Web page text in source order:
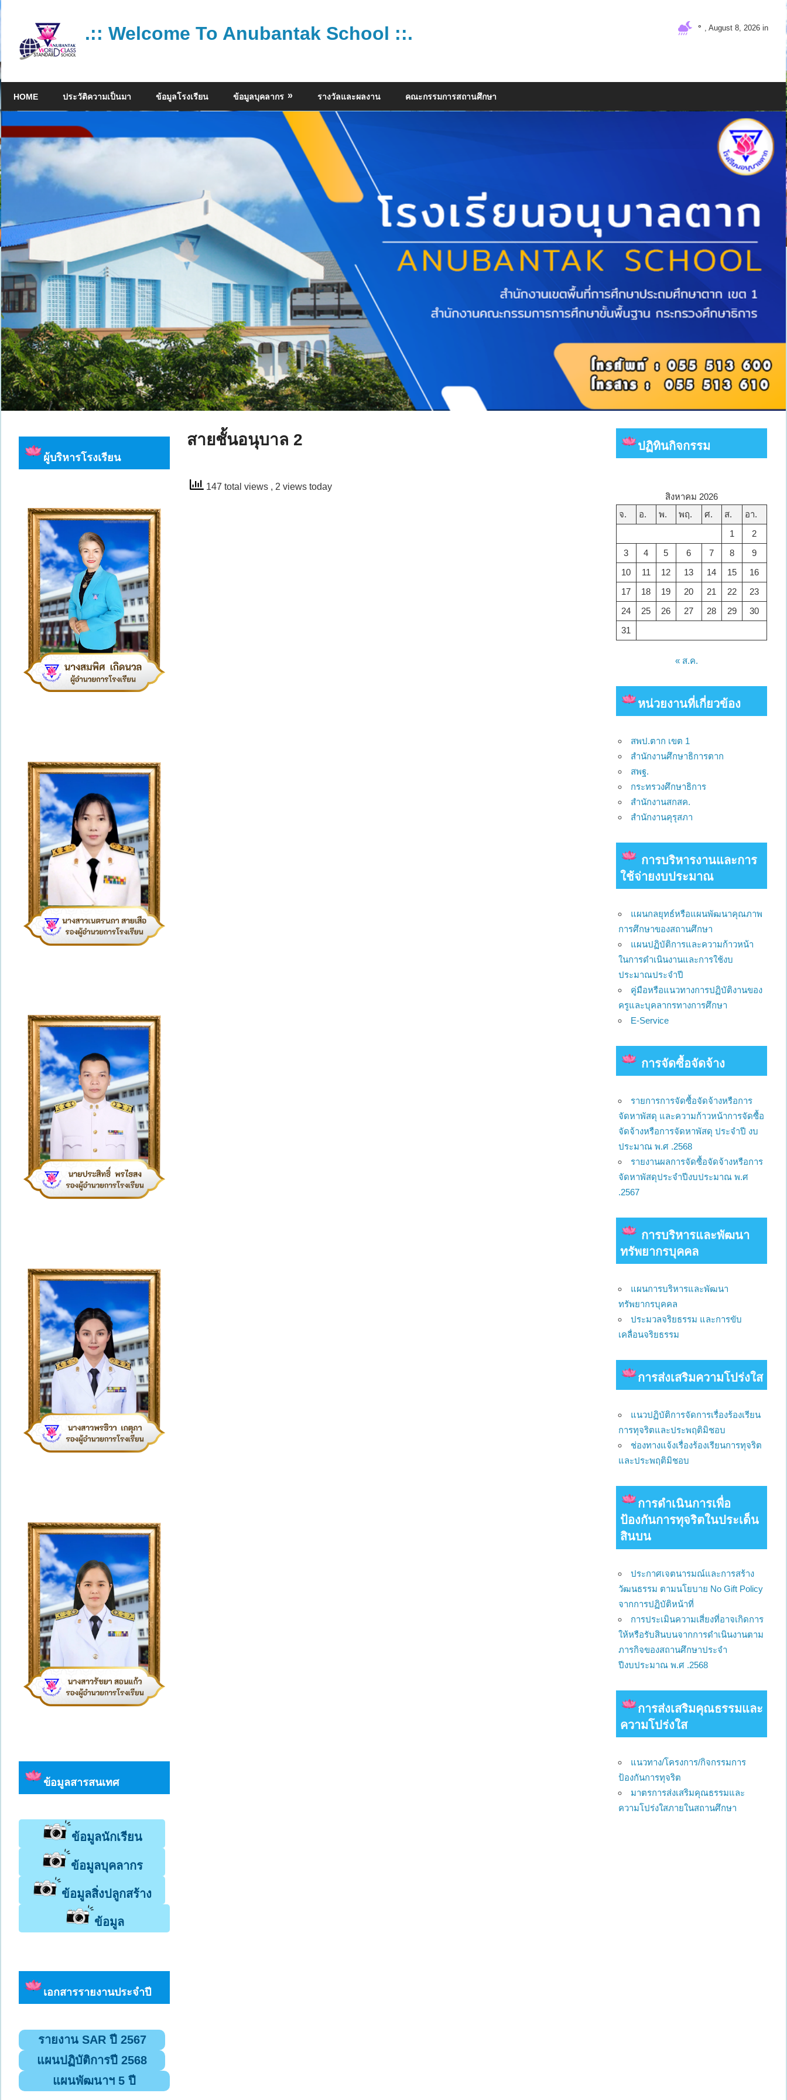
Skip
content
.:: Welcome To Anubantak School ::.
มาตรฐาน
° , August 8, 2026 in
HOME ประวัติความเป็นมา ข้อมูลโรงเรียน ข้อมูลบุคลากร รางวัลและผลงาน คณะกรรมการสถานศึกษา
สายชั้นอนุบาล 2
147 total views , 2 views today
ผู้บริหารโรงเรียน
ข้อมูลสารสนเทศ
ข้อมูลนักเรียน
ข้อมูลบุคลากร
ข้อมูลสิ่งปลูกสร้าง
ข้อมูล
เอกสารรายงานประจำปี
รายงาน SAR ปี 2567
แผนปฏิบัติการปี 2568
แผนพัฒนาฯ 5 ปี
ปฏิทินกิจกรรม
สิงหาคม 2026
จ.
อ. พ. พฤ. ศ. ส.
อา.
1
2
3
4 5 6 7 8
9
10
11 12 13 14 15
16
17
18 19 20 21 22
23
24
25 26 27 28 29
30
31
« ส.ค.
หน่วยงานที่เกี่ยวข้อง
สพป.ตาก เขต 1
สำนักงานศึกษาธิการตาก
สพฐ.
กระทรวงศึกษาธิการ
สำนักงานสกสค.
สำนักงานคุรุสภา
การบริหารงานและการ
ใช้จ่ายงบประมาณ
แผนกลยุทธ์หรือแผนพัฒนาคุณภาพ
การศึกษาของสถานศึกษา
แผนปฏิบัติการและความก้าวหน้า
ในการดำเนินงานและการใช้งบ
ประมาณประจำปี
คู่มือหรือแนวทางการปฏิบัติงานของ
ครูและบุคลากรทางการศึกษา
E-Service
การจัดซื้อจัดจ้าง
รายการการจัดซื้อจัดจ้างหรือการ
จัดหาพัสดุ และความก้าวหน้าการจัดซื้อ
จัดจ้างหรือการจัดหาพัสดุ ประจำปี งบ
ประมาณ พ.ศ .2568
รายงานผลการจัดซื้อจัดจ้างหรือการ
จัดหาพัสดุประจำปีงบประมาณ พ.ศ
.2567
การบริหารและพัฒนา
ทรัพยากรบุคคล
แผนการบริหารและพัฒนา
ทรัพยากรบุคคล
ประมวลจริยธรรม และการขับ
เคลื่อนจริยธรรม
การส่งเสริมความโปร่งใส
แนวปฏิบัติการจัดการเรื่องร้องเรียน
การทุจริตและประพฤติมิชอบ
ช่องทางแจ้งเรื่องร้องเรียนการทุจริต
และประพฤติมิชอบ
การดําเนินการเพื่อ
ป้องกันการทุจริตในประเด็น
สินบน
ประกาศเจตนารมณ์และการสร้าง
วัฒนธรรม ตามนโยบาย No Gift Policy
จากการปฏิบัติหน้าที่
การประเมินความเสี่ยงที่อาจเกิดการ
ให้หรือรับสินบนจากการดำเนินงานตาม
ภารกิจของสถานศึกษาประจำ
ปีงบประมาณ พ.ศ .2568
การส่งเสริมคุณธรรมและ
ความโปร่งใส
แนวทาง/โครงการ/กิจกรรมการ
ป้องกันการทุจริต
มาตรการส่งเสริมคุณธรรมและ
ความโปร่งใสภายในสถานศึกษา